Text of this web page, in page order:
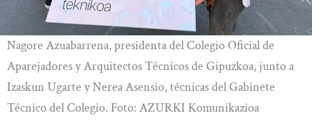
Nagore Azuabarrena, presidenta del Colegio Oficial de
Aparejadores y Arquitectos Técnicos de Gipuzkoa, junto a
Izaskun Ugarte y Nerea Asensio, técnicas del Gabinete
Técnico del Colegio. Foto: AZURKI Komunikazioa